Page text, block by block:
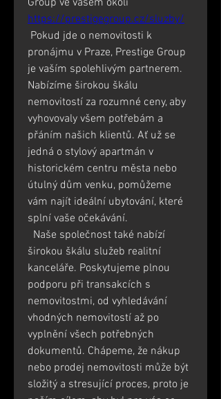
https://prestigegroup.cz/sluzby/
pronájmu v Praze, Prestige Group
je vaším spolehlivým partnerem.
Nabízíme širokou škálu
nemovitostí za rozumné ceny, aby
vyhovovaly všem potřebám a
přáním našich klientů. Ať už se
jedná o stylový apartmán v
historickém centru města nebo
útulný dům venku, pomůžeme
vám najít ideální ubytování, které
splní vaše očekávání.
širokou škálu služeb realitní
kanceláře. Poskytujeme plnou
podporu při transakcích s
nemovitostmi, od vyhledávání
vhodných nemovitostí až po
vyplnění všech potřebných
dokumentů. Chápeme, že nákup
nebo prodej nemovitosti může být
složitý a stresující proces, proto je